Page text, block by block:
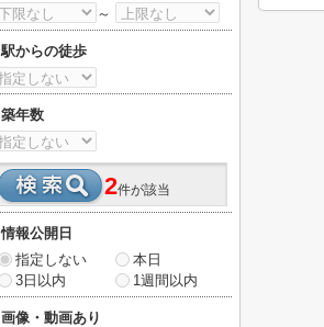
～
駅からの徒歩
築年数
2件が該当
情報公開日
指定しない
本日
3日以内
1週間以内
画像・動画あり